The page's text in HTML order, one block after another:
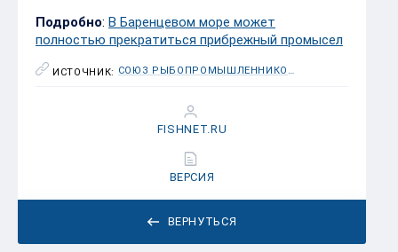
Подробно: В Баренцевом море может
полностью прекратиться прибрежный промысел
ИСТОЧНИК: СОЮЗ РЫБОПРОМЫШЛЕННИКОВ СЕВЕРА
ВЕРНУТЬСЯ
FISHNET.RU
ВЕРСИЯ